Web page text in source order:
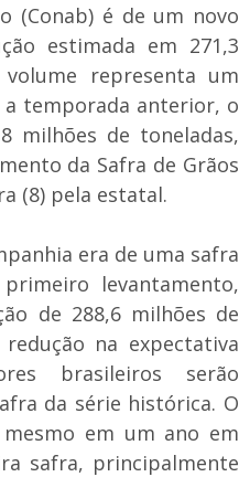
(Conab) é de um novo
estimada em 271,3
representa um
a temporada anterior, o
milhões de toneladas,
da Safra de Grãos
(8) pela estatal.
era de uma safra
levantamento,
de 288,6 milhões de
na expectativa
brasileiros serão
da série histórica. O
em um ano em
safra, principalmente